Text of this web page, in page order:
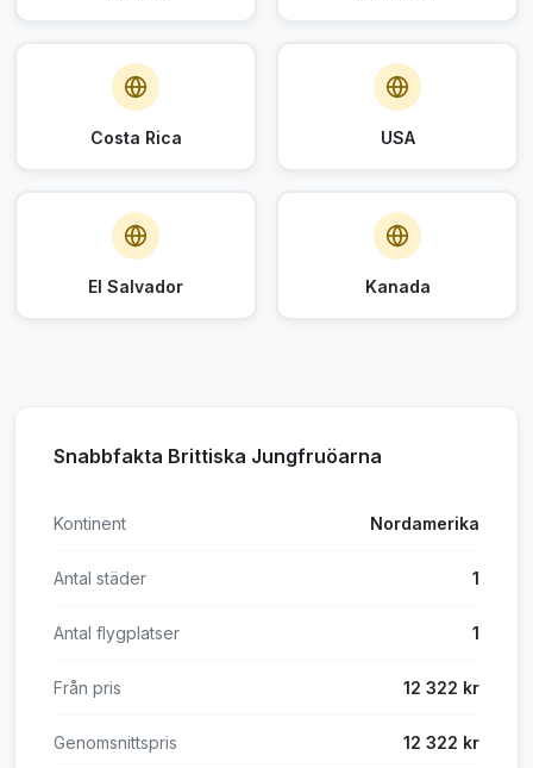
Costa Rica USA
El Salvador Kanada
Snabbfakta Brittiska Jungfruöarna
Kontinent Nordamerika
Antal städer 1
Antal flygplatser 1
Från pris 12 322 kr
Genomsnittspris 12 322 kr